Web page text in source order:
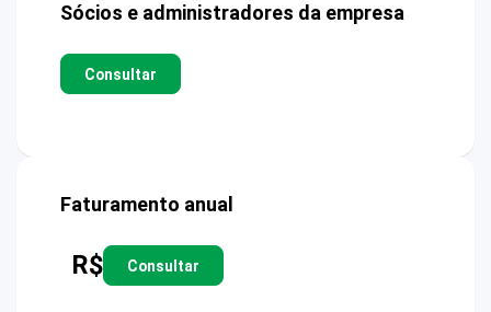
Sócios e administradores da empresa
Consultar
Faturamento anual
R$ Consultar